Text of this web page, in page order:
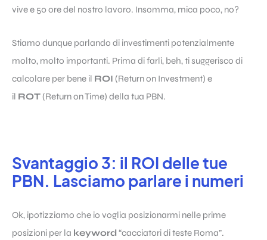
vive e 50 ore del nostro lavoro. Insomma, mica poco, no?
Stiamo dunque parlando di investimenti potenzialmente
molto, molto importanti. Prima di farli, beh, ti suggerisco di
calcolare per bene il ROI (Return on Investment) e
il ROT(Return on Time) della tua PBN.
Svantaggio 3: il ROI delle tue
PBN. Lasciamo parlare i numeri
Ok, ipotizziamo che io voglia posizionarmi nelle prime
posizioni per la keyword “cacciatori di teste Roma”.